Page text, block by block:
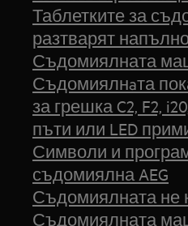
Таблетките за
разтварят
Съдомиялната
Съдомиялнaта
за грешка C2, F2,
пъти или LED
Символи и
съдомиялна AEG
Съдомиялната не
Съдомиялната